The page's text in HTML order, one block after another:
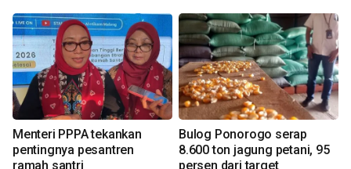
Menteri PPPA tekankan
pentingnya pesantren
ramah santri
Bulog Ponorogo serap
8.600 ton jagung petani, 95
persen dari target